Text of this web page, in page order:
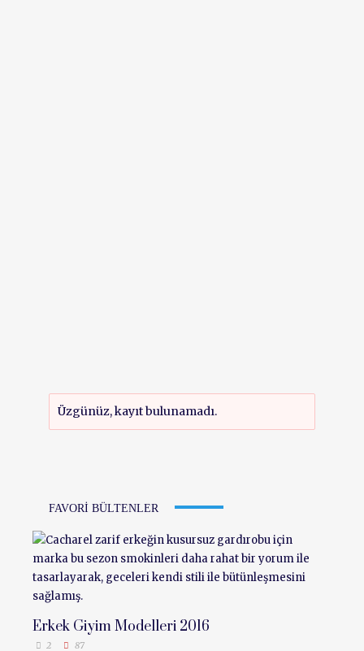
Üzgünüz, kayıt bulunamadı.
FAVORI BÜLTENLER
Erkek Giyim Modelleri 2016
2 87